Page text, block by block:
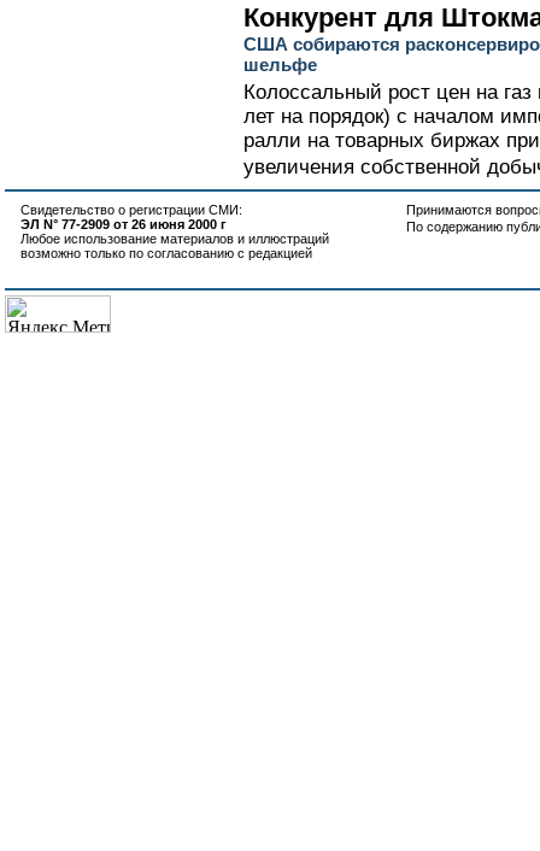
Конкурент для
США собираются
шельфе
Колоссальный рост цен на
лет на порядок) с началом
ралли на товарных биржах
увеличения собственной
Свидетельство о регистрации СМИ:
ЭЛ N° 77-2909 от 26 июня 2000 г
Любое использование материалов и иллюстраций
возможно только по согласованию с редакцией
Принимаются
По содержанию